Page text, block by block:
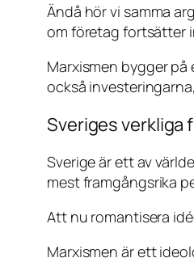
Ändå hör vi samma
om företag fortsätter
Marxismen bygger
också
Sveriges verkliga
Sverige är ett av
mest framgångsrika
Att nu romantisera
Marxismen är ett